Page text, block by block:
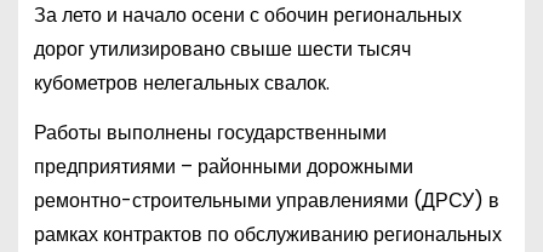
За лето и начало осени с обочин региональных
дорог утилизировано свыше шести тысяч
кубометров нелегальных свалок.
Работы выполнены государственными
предприятиями – районными дорожными
ремонтно-строительными управлениями (ДРСУ) в
рамках контрактов по обслуживанию региональных